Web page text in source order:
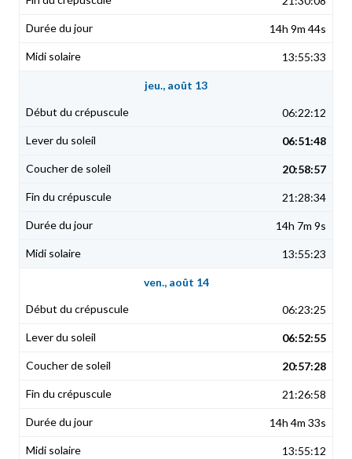
14h 9m 44s
13:55:33
jeu., août 13
06:22:12
06:51:48
20:58:57
21:28:34
14h 7m 9s
13:55:23
ven., août 14
06:23:25
06:52:55
20:57:28
21:26:58
14h 4m 33s
13:55:12